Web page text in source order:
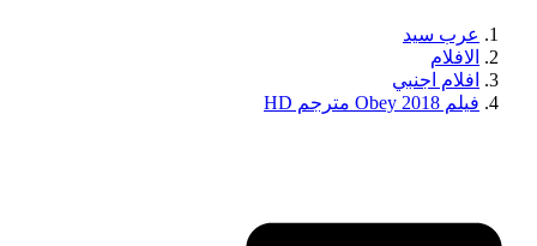
عرب سيد
الافلام
افلام اجنبي
فيلم Obey 2018 مترجم HD